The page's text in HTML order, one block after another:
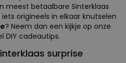
meest betaalbare Sinterklaas
origineels in elkaar knutselen
? Neem dan een kijkje op onze
DIY cadeautips.
surprise